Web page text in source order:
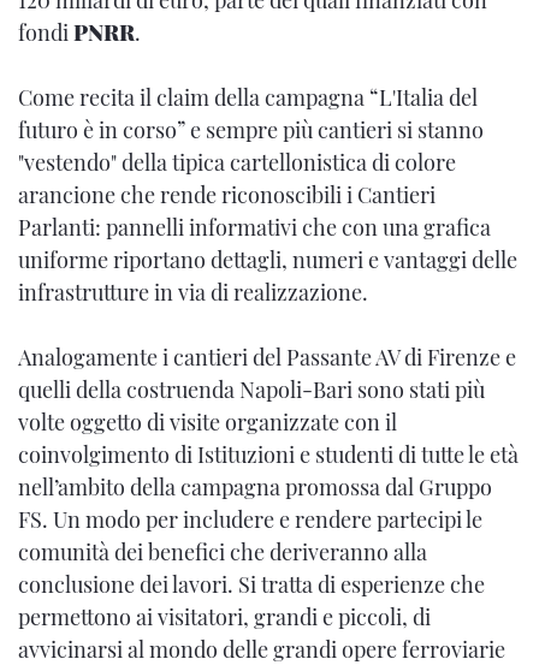
fondi PNRR.
Come recita il claim della campagna “L'Italia del
futuro è in corso” e sempre più cantieri si stanno
"vestendo" della tipica cartellonistica di colore
arancione che rende riconoscibili i Cantieri
Parlanti: pannelli informativi che con una grafica
uniforme riportano dettagli, numeri e vantaggi delle
infrastrutture in via di realizzazione.
Analogamente i cantieri del Passante AV di Firenze e
quelli della costruenda Napoli-Bari sono stati più
volte oggetto di visite organizzate con il
coinvolgimento di Istituzioni e studenti di tutte le età
nell’ambito della campagna promossa dal Gruppo
FS. Un modo per includere e rendere partecipi le
comunità dei benefici che deriveranno alla
conclusione dei lavori. Si tratta di esperienze che
permettono ai visitatori, grandi e piccoli, di
avvicinarsi al mondo delle grandi opere ferroviarie